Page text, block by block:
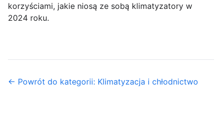
korzyściami, jakie niosą ze sobą klimatyzatory w
2024 roku.
← Powrót do kategorii: Klimatyzacja i chłodnictwo